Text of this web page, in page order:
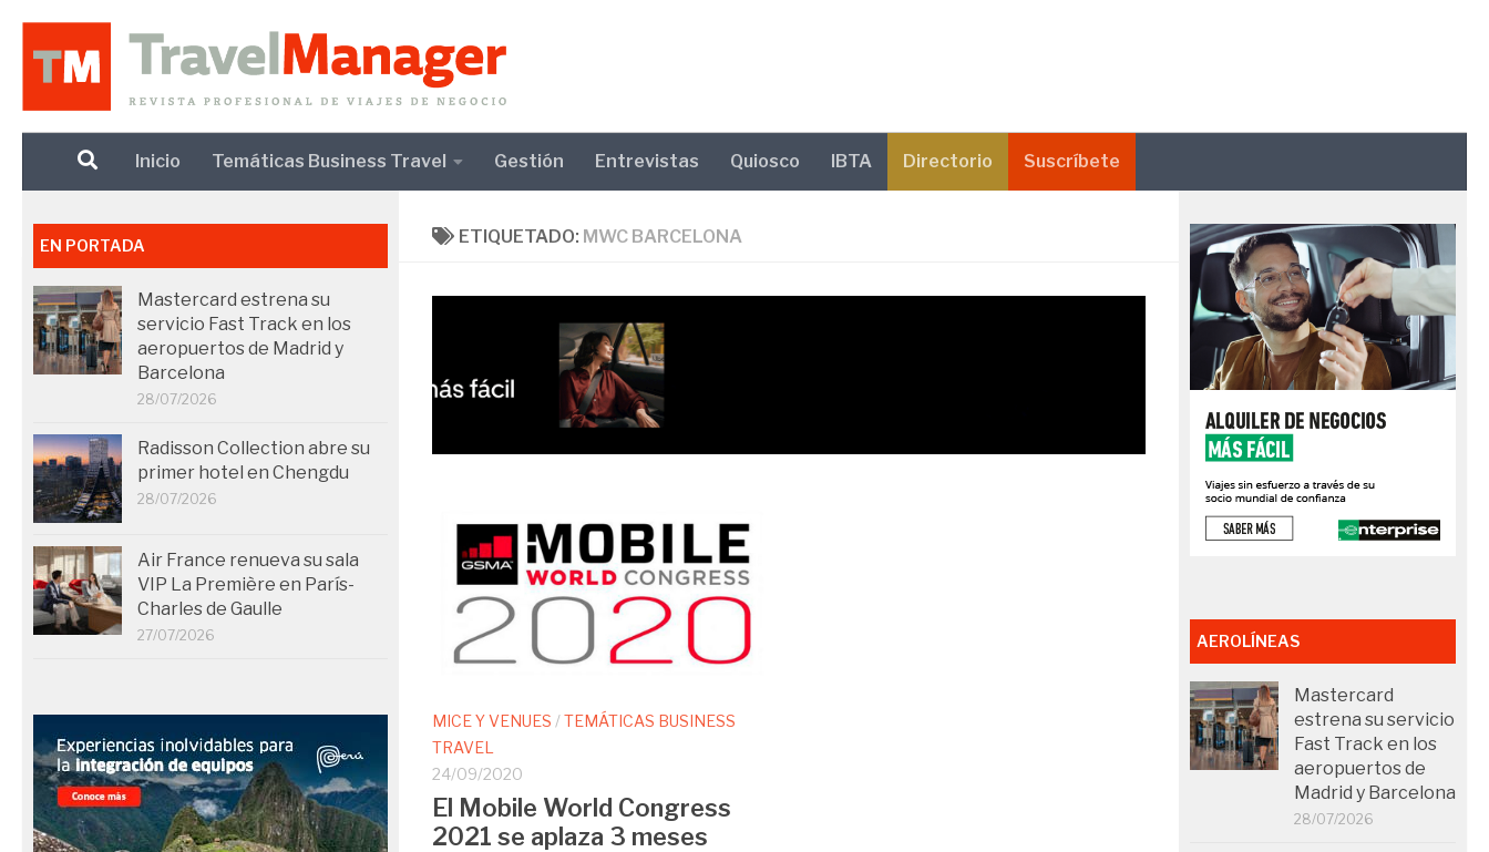
Debajo del contenido
Inicio Temáticas Business Travel Gestión Entrevistas Quiosco IBTA Directorio Suscríbete
ETIQUETADO: MWC BARCELONA
MICE Y VENUES /TEMÁTICAS BUSINESS
TRAVEL
24/09/2020
El Mobile World Congress
2021 se aplaza 3 meses
EN PORTADA
Mastercard estrena su
servicio Fast Track en los
aeropuertos de Madrid y
Barcelona
28/07/2026
Radisson Collection abre su
primer hotel en Chengdu
28/07/2026
Air France renueva su sala
VIP La Première en París-
Charles de Gaulle
27/07/2026 AEROLÍNEAS
Mastercard
estrena su servicio
Fast Track en los
aeropuertos de
Madrid y Barcelona
28/07/2026